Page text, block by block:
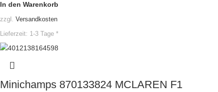
In den Warenkorb
zzgl. Versandkosten
Lieferzeit: 1-3 Tage *
Minichamps 870133824 MCLAREN F1